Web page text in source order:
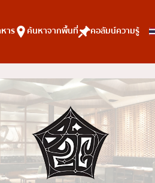
าร ค้นหาจากพื้นที่ คอลัมน์ความรู้